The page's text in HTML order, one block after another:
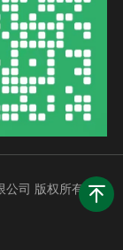
公司 版权所有 备